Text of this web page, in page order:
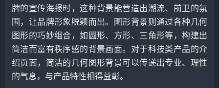
牌的宣传海报时，这种背景能营造出潮流、前卫的氛
围，让品牌形象脱颖而出。图形背景则通过各种几何
图形的巧妙组合，如圆形、方形、三角形等，构建出
简洁而富有秩序感的背景画面。对于科技类产品的介
绍页面，简洁的几何图形背景可以传递出专业、理性
的气息，与产品特性相得益彰。